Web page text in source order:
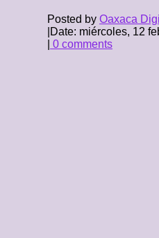
Posted by Oaxaca
Date: miércoles, 12
0 comments